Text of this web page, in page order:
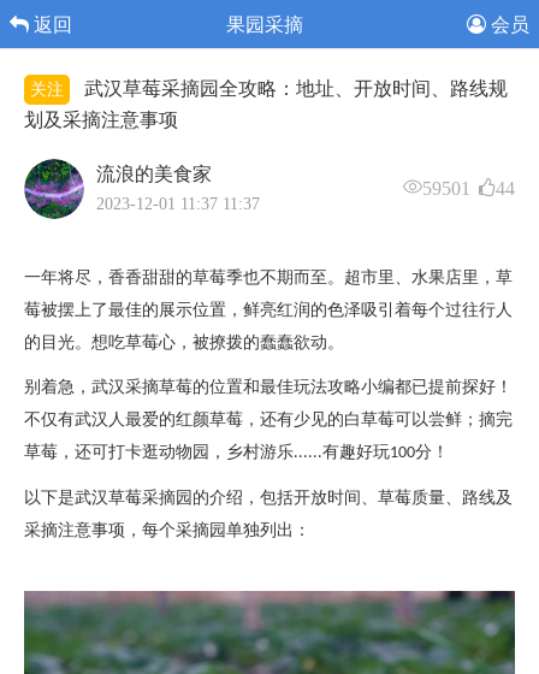
返回 果园采摘 会员
关注
武汉草莓采摘园全攻略：地址、开放时间、路线规
划及采摘注意事项
流浪的美食家
2023-12-01 11:37 11:37
59501 44
一年将尽，香香甜甜的草莓季也不期而至。 超市里、水果店里，草
莓被摆上了最佳的展示位置，鲜亮红润的色泽吸引着每个过往行人
的目光。想吃草莓心，被撩拨的蠢蠢欲动。
别着急，武汉采摘草莓的位置和最佳玩法攻略小编都已提前探好！
不仅有武汉人最爱的红颜草莓，还有少见的白草莓可以尝鲜；摘完
草莓，还可打卡逛动物园，乡村游乐......有趣好玩100分！
以下是武汉草莓采摘园的介绍，包括开放时间、草莓质量、路线及
采摘注意事项，每个采摘园单独列出：